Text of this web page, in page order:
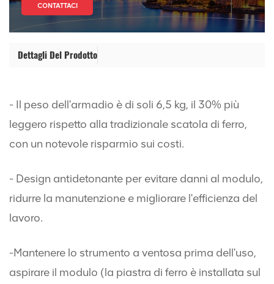
CONTATTACI
Dettagli Del Prodotto
- Il peso dell'armadio è di soli 6,5 kg, il 30% più
leggero rispetto alla tradizionale scatola di ferro,
con un notevole risparmio sui costi.
- Design antidetonante per evitare danni al modulo,
ridurre la manutenzione e migliorare l'efficienza del
lavoro.
-Mantenere lo strumento a ventosa prima dell'uso,
aspirare il modulo (la piastra di ferro è installata sul